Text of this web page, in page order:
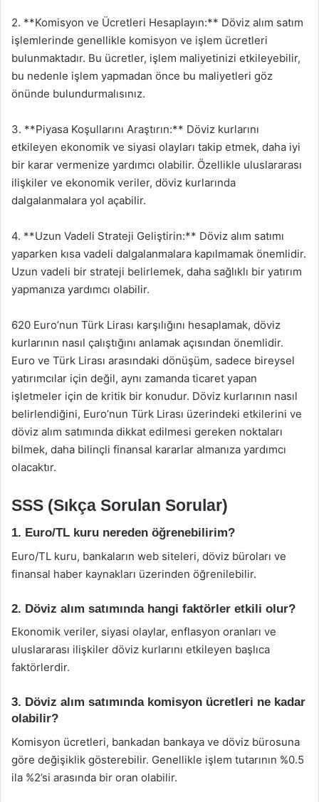
2. **Komisyon ve Ücretleri Hesaplayın:** Döviz alım satım
işlemlerinde genellikle komisyon ve işlem ücretleri
bulunmaktadır. Bu ücretler, işlem maliyetinizi etkileyebilir,
bu nedenle işlem yapmadan önce bu maliyetleri göz
önünde bulundurmalısınız.
3. **Piyasa Koşullarını Araştırın:** Döviz kurlarını
etkileyen ekonomik ve siyasi olayları takip etmek, daha iyi
bir karar vermenize yardımcı olabilir. Özellikle uluslararası
ilişkiler ve ekonomik veriler, döviz kurlarında
dalgalanmalara yol açabilir.
4. **Uzun Vadeli Strateji Geliştirin:** Döviz alım satımı
yaparken kısa vadeli dalgalanmalara kapılmamak önemlidir.
Uzun vadeli bir strateji belirlemek, daha sağlıklı bir yatırım
yapmanıza yardımcı olabilir.
620 Euro’nun Türk Lirası karşılığını hesaplamak, döviz
kurlarının nasıl çalıştığını anlamak açısından önemlidir.
Euro ve Türk Lirası arasındaki dönüşüm, sadece bireysel
yatırımcılar için değil, aynı zamanda ticaret yapan
işletmeler için de kritik bir konudur. Döviz kurlarının nasıl
belirlendiğini, Euro’nun Türk Lirası üzerindeki etkilerini ve
döviz alım satımında dikkat edilmesi gereken noktaları
bilmek, daha bilinçli finansal kararlar almanıza yardımcı
olacaktır.
SSS (Sıkça Sorulan Sorular)
1. Euro/TL kuru nereden öğrenebilirim?
Euro/TL kuru, bankaların web siteleri, döviz büroları ve
finansal haber kaynakları üzerinden öğrenilebilir.
2. Döviz alım satımında hangi faktörler etkili olur?
Ekonomik veriler, siyasi olaylar, enflasyon oranları ve
uluslararası ilişkiler döviz kurlarını etkileyen başlıca
faktörlerdir.
3. Döviz alım satımında komisyon ücretleri ne kadar
olabilir?
Komisyon ücretleri, bankadan bankaya ve döviz bürosuna
göre değişiklik gösterebilir. Genellikle işlem tutarının %0.5
ila %2’si arasında bir oran olabilir.